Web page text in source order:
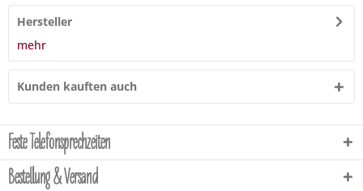
Hersteller
mehr
Kunden kauften auch
Feste Telefonsprechzeiten
Bestellung & Versand